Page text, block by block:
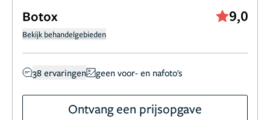
Botox 9,0
Bekijk behandelgebieden
38 ervaringen geen voor- en nafoto's
Ontvang een prijsopgave